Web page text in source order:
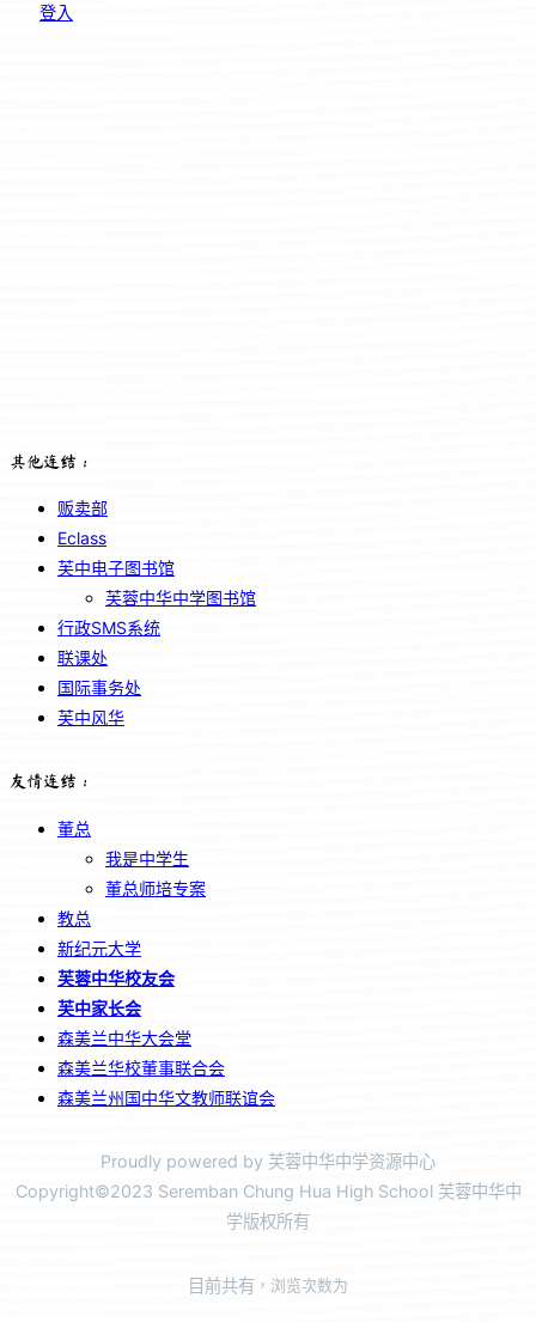
登入
其他连结：
贩卖部
Eclass
芙中电子图书馆
芙蓉中华中学图书馆
行政SMS系统
联课处
国际事务处
芙中风华
友情连结：
董总
我是中学生
董总师培专案
教总
新纪元大学
芙蓉中华校友会
芙中家长会
森美兰中华大会堂
森美兰华校董事联合会
森美兰州国中华文教师联谊会
Proudly powered by 芙蓉中华中学资源中心
Copyright©2023 Seremban Chung Hua High School 芙蓉中华中
学版权所有
目前共有 ，浏览次数为